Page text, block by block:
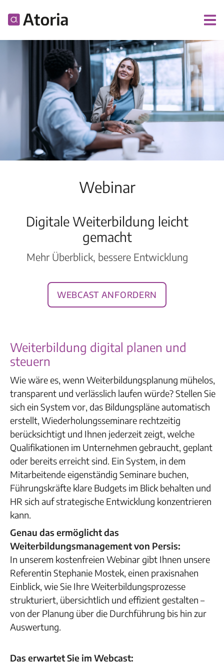
Webinar
Digitale Weiterbildung leicht
gemacht
Mehr Überblick, bessere Entwicklung
Webcast anfordern
Weiterbildung digital planen und
steuern
Wie wäre es, wenn Weiterbildungsplanung mühelos,
transparent und verlässlich laufen würde? Stellen Sie
sich ein System vor, das Bildungspläne automatisch
erstellt, Wiederholungsseminare rechtzeitig
berücksichtigt und Ihnen jederzeit zeigt, welche
Qualifikationen im Unternehmen gebraucht, geplant
oder bereits erreicht sind. Ein System, in dem
Mitarbeitende eigenständig Seminare buchen,
Führungskräfte klare Budgets im Blick behalten und
HR sich auf strategische Entwicklung konzentrieren
kann.
Genau das ermöglicht das
Weiterbildungsmanagement von Persis:
In unserem kostenfreien Webinar gibt Ihnen unsere
Referentin Stephanie Mostek, einen praxisnahen
Einblick, wie Sie Ihre Weiterbildungsprozesse
strukturiert, übersichtlich und effizient gestalten –
von der Planung über die Durchführung bis hin zur
Auswertung.
Das erwartet Sie im Webcast: